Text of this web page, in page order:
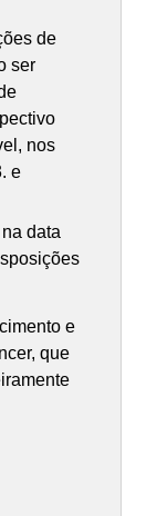
de
ser
nos
e
data
e
que